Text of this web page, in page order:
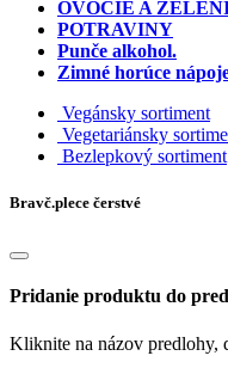
OVOCIE A
POTRAVINY
Punče alkohol.
Zimné horúce
Vegánsky sortiment
Vegetariánsky
Bezlepkový sortiment
Bravč.plece čerstvé
Pridanie produktu do
Kliknite na názov predlohy,